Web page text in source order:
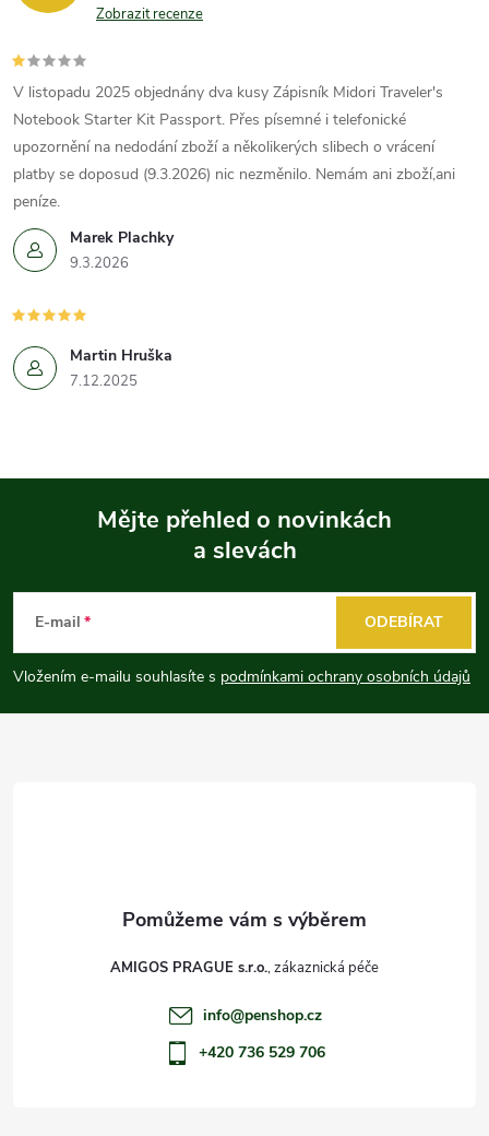
Zobrazit recenze
Marek Plachky
9.3.2026
V listopadu 2025 objednány dva kusy Zápisník Midori Traveler's
Notebook Starter Kit Passport. Přes písemné i telefonické
upozornění na nedodání zboží a několikerých slibech o vrácení
platby se doposud (9.3.2026) nic nezměnilo. Nemám ani zboží,ani
peníze.
Martin Hruška
7.12.2025
p
a
Mějte přehled o novinkách
a slevách
E-mail
Vložením e-mailu souhlasíte s podmínkami ochrany osobních údajů
ODEBÍRAT
AMIGOS PRAGUE s.r.o.
info@penshop.cz
+420 736 529 706